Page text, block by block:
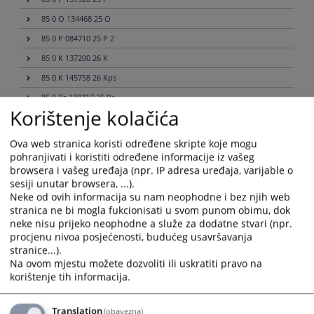
85 0 O 134468 25 O
85 0 P 084710 25 P 2
85 0 K 137200 26 K
85 0 K 145758 26 Kps
85 0 Rs 139717 25 Rs
85 0 P 123048 24 P
85 0 K 141518 26 K
85 0 P 124947 24 P
85 0 Pr 129585 24 Pr
85 0 K 112413 23 K
85 0 O 104780 22 O
85 0 K 122490 24 K
85 0 K 145455 26 Kps
85 0 K 089593 21 K
Korištenje kolačića
Ova web stranica koristi određene skripte koje mogu
pohranjivati i koristiti određene informacije iz vašeg
browsera i vašeg uređaja (npr. IP adresa uređaja, varijable o
sesiji unutar browsera, ...).
Neke od ovih informacija su nam neophodne i bez njih web
stranica ne bi mogla fukcionisati u svom punom obimu, dok
neke nisu prijeko neophodne a služe za dodatne stvari (npr.
procjenu nivoa posjećenosti, budućeg usavršavanja
stranice...).
Na ovom mjestu možete dozvoliti ili uskratiti pravo na
korištenje tih informacija.
Translation(obavezna)